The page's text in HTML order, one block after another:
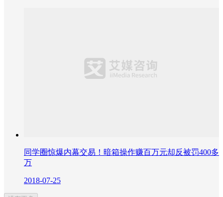
同学圈惊爆内幕交易！暗箱操作赚百万元却反被罚400多
万
2018-07-25